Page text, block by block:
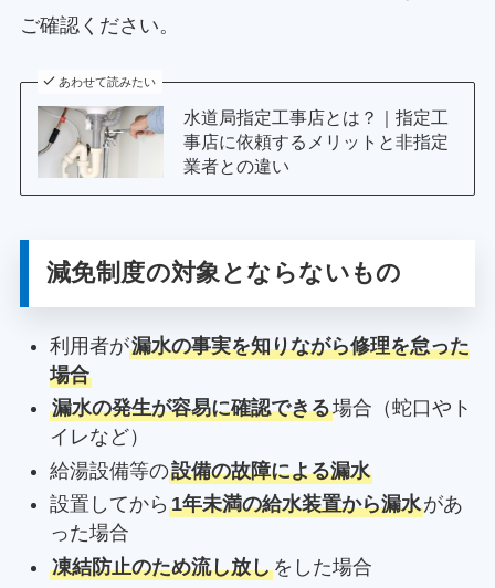
ご確認ください。
あわせて読みたい
水道局指定工事店とは？｜指定工
事店に依頼するメリットと非指定
業者との違い
減免制度の対象とならないもの
利用者が漏水の事実を知りながら修理を怠った
場合
漏水の発生が容易に確認できる場合（蛇口やト
イレなど）
給湯設備等の設備の故障による漏水
設置してから 1年未満の給水装置から漏水があ
った場合
凍結防止のため流し放しをした場合